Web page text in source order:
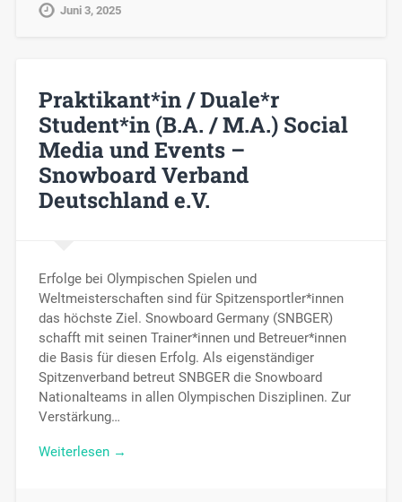
Juni 3, 2025
Praktikant*in / Duale*r
Student*in (B.A. / M.A.) Social
Media und Events –
Snowboard Verband
Deutschland e.V.
Erfolge bei Olympischen Spielen und
Weltmeisterschaften sind für Spitzensportler*innen
das höchste Ziel. Snowboard Germany (SNBGER)
schafft mit seinen Trainer*innen und Betreuer*innen
die Basis für diesen Erfolg. Als eigenständiger
Spitzenverband betreut SNBGER die Snowboard
Nationalteams in allen Olympischen Disziplinen. Zur
Verstärkung…
Weiterlesen →